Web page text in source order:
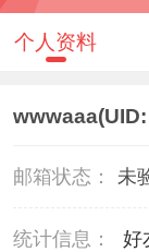
个人资料
wwwaaa
邮箱状态： 未
统计信息： 好